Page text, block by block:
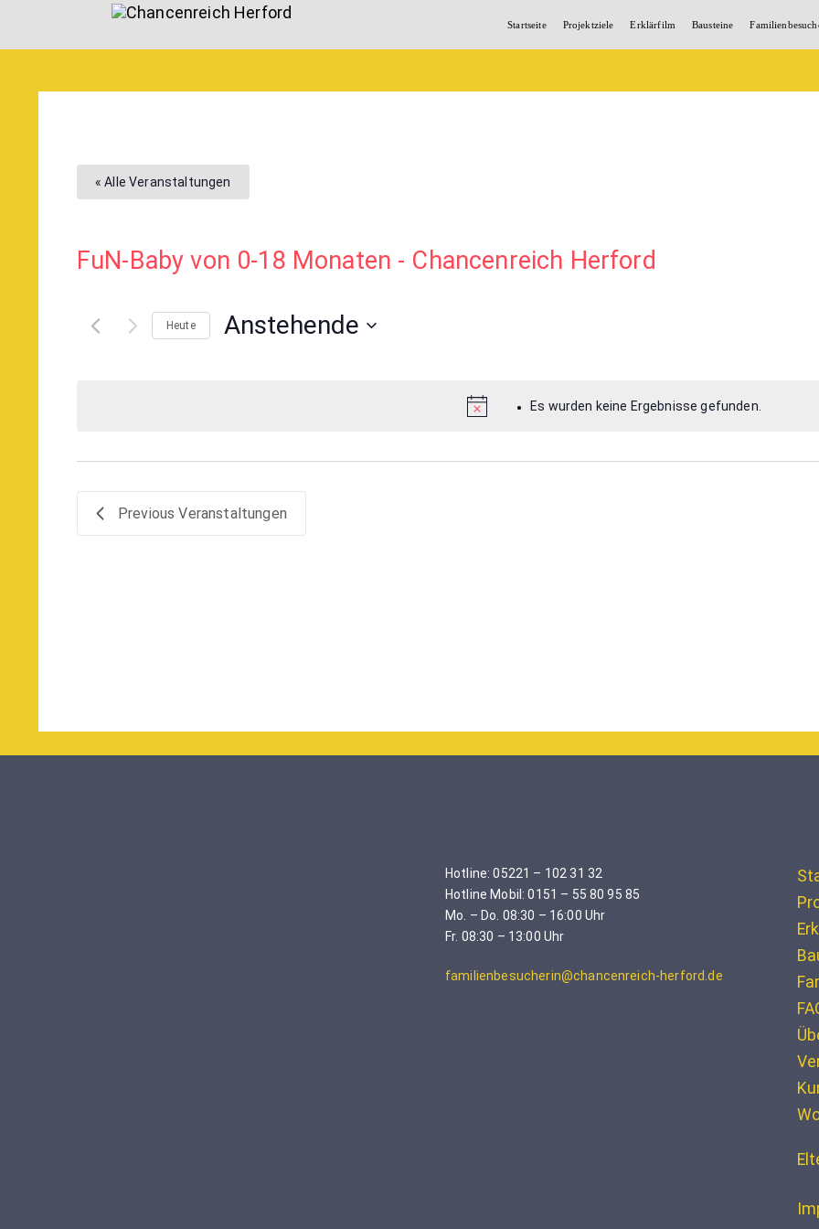
Startseite Projektziele Erklärfilm Bausteine
« Alle Veranstaltungen
FuN-Baby von 0-18 Monaten - Chancenreich Herford
Es wurden keine Ergebnisse gefunden.
Heute Anstehende
PreviousVeranstaltungen
Hotline: 05221 – 102 31 32
Hotline Mobil: 0151 – 55 80 95 85
Mo. – Do. 08:30 – 16:00 Uhr
Fr. 08:30 – 13:00 Uhr
familienbesucherin@chancenreich-herford.de